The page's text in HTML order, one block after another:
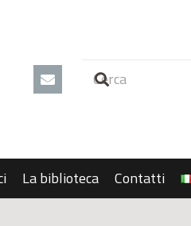
La biblioteca Contatti